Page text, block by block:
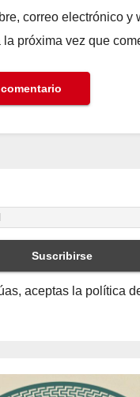
correo electrónico y
próxima vez que
aceptas la política